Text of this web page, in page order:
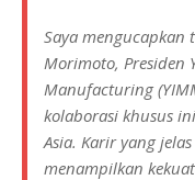
Saya mengucapkan
Morimoto, Presiden
Manufacturing
kolaborasi khusus
Asia. Karir yang
menampilkan